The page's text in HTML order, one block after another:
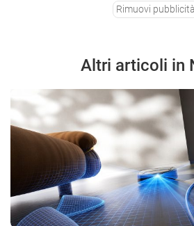
Rimuovi pubblicità
Altri articoli in